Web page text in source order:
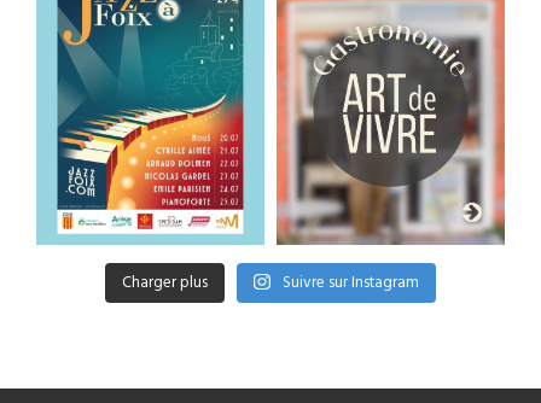
Charger plus Suivre sur Instagram